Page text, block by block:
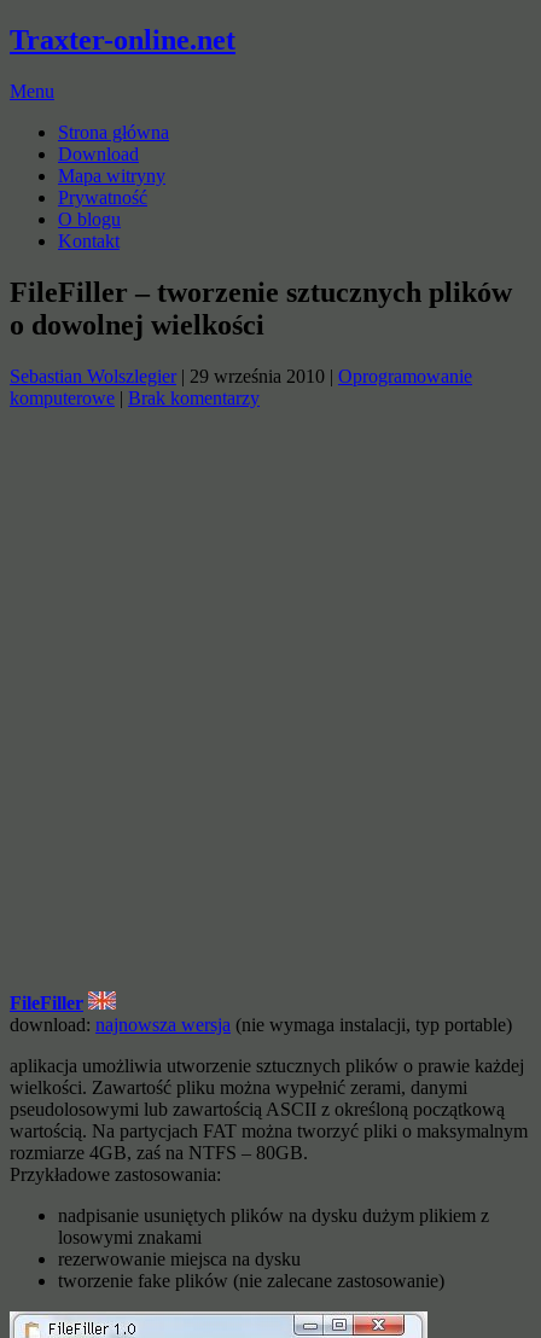
Traxter-online.net
Menu
Strona główna
Download
Mapa witryny
Prywatność
O blogu
Kontakt
FileFiller – tworzenie sztucznych plików
o dowolnej wielkości
Sebastian Wolszlegier| 29 września 2010 | Oprogramowanie
komputerowe | Brak komentarzy
FileFiller
download: najnowsza wersja (nie wymaga instalacji, typ portable)
aplikacja umożliwia utworzenie sztucznych plików o prawie każdej
wielkości. Zawartość pliku można wypełnić zerami, danymi
pseudolosowymi lub zawartością ASCII z określoną początkową
wartością. Na partycjach FAT można tworzyć pliki o maksymalnym
rozmiarze 4GB, zaś na NTFS – 80GB.
Przykładowe zastosowania:
nadpisanie usuniętych plików na dysku dużym plikiem z
losowymi znakami
rezerwowanie miejsca na dysku
tworzenie fake plików (nie zalecane zastosowanie)